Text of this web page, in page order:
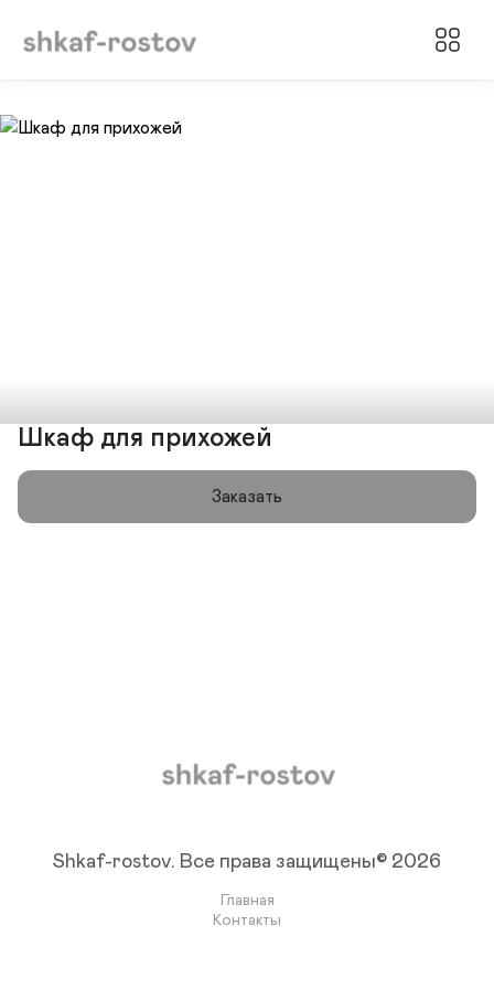
Шкаф для прихожей
Заказать
Shkaf-rostov. Все права защищены© 2026
Главная
Контакты